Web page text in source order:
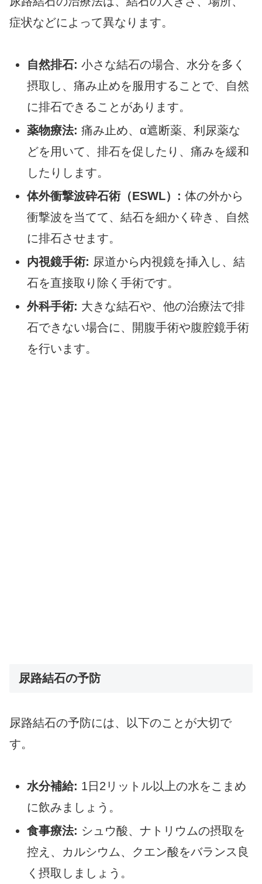
症状などによって異なります。
自然排石: 小さな結石の場合、水分を多く
摂取し、痛み止めを服用することで、自然
に排石できることがあります。
薬物療法: 痛み止め、α遮断薬、利尿薬な
どを用いて、排石を促したり、痛みを緩和
したりします。
体外衝撃波砕石術（ESWL）: 体の外から
衝撃波を当てて、結石を細かく砕き、自然
に排石させます。
内視鏡手術: 尿道から内視鏡を挿入し、結
石を直接取り除く手術です。
外科手術: 大きな結石や、他の治療法で排
石できない場合に、開腹手術や腹腔鏡手術
を行います。
尿路結石の予防
尿路結石の予防には、以下のことが大切で
す。
水分補給: 1日2リットル以上の水をこまめ
に飲みましょう。
食事療法: シュウ酸、ナトリウムの摂取を
控え、カルシウム、クエン酸をバランス良
く摂取しましょう。